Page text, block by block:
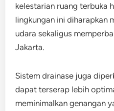
kelestarian ruang terbuka
lingkungan ini diharapkan
udara sekaligus
Jakarta.
Sistem drainase juga
dapat terserap lebih
meminimalkan genangan